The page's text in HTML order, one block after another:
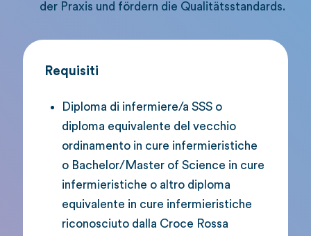
der Praxis und fördern die Qualitätsstandards.
Requisiti
Diploma di infermiere/a SSS o
diploma equivalente del vecchio
ordinamento in cure infermieristiche
o Bachelor/Master of Science in cure
infermieristiche o altro diploma
equivalente in cure infermieristiche
riconosciuto dalla Croce Rossa